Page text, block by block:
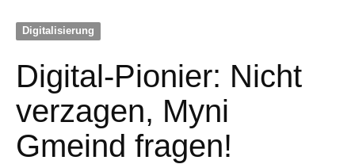
Digitalisierung
Digital-Pionier: Nicht
verzagen, Myni
Gmeind fragen!